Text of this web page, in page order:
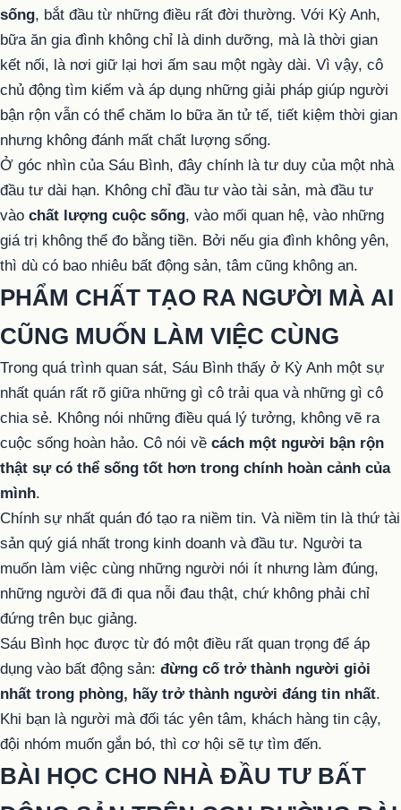
sống, bắt đầu từ những điều rất đời thường. Với Kỳ Anh,
bữa ăn gia đình không chỉ là dinh dưỡng, mà là thời gian
kết nối, là nơi giữ lại hơi ấm sau một ngày dài. Vì vậy, cô
chủ động tìm kiếm và áp dụng những giải pháp giúp người
bận rộn vẫn có thể chăm lo bữa ăn tử tế, tiết kiệm thời gian
nhưng không đánh mất chất lượng sống.
Ở góc nhìn của Sáu Bình, đây chính là tư duy của một nhà
đầu tư dài hạn. Không chỉ đầu tư vào tài sản, mà đầu tư
vào chất lượng cuộc sống, vào mối quan hệ, vào những
giá trị không thể đo bằng tiền. Bởi nếu gia đình không yên,
thì dù có bao nhiêu bất động sản, tâm cũng không an.
PHẨM CHẤT TẠO RA NGƯỜI MÀ AI
CŨNG MUỐN LÀM VIỆC CÙNG
Trong quá trình quan sát, Sáu Bình thấy ở Kỳ Anh một sự
nhất quán rất rõ giữa những gì cô trải qua và những gì cô
chia sẻ. Không nói những điều quá lý tưởng, không vẽ ra
cuộc sống hoàn hảo. Cô nói về cách một người bận rộn
thật sự có thể sống tốt hơn trong chính hoàn cảnh của
mình.
Chính sự nhất quán đó tạo ra niềm tin. Và niềm tin là thứ tài
sản quý giá nhất trong kinh doanh và đầu tư. Người ta
muốn làm việc cùng những người nói ít nhưng làm đúng,
những người đã đi qua nỗi đau thật, chứ không phải chỉ
đứng trên bục giảng.
Sáu Bình học được từ đó một điều rất quan trọng để áp
dụng vào bất động sản: đừng cố trở thành người giỏi
nhất trong phòng, hãy trở thành người đáng tin nhất.
Khi bạn là người mà đối tác yên tâm, khách hàng tin cậy,
đội nhóm muốn gắn bó, thì cơ hội sẽ tự tìm đến.
BÀI HỌC CHO NHÀ ĐẦU TƯ BẤT